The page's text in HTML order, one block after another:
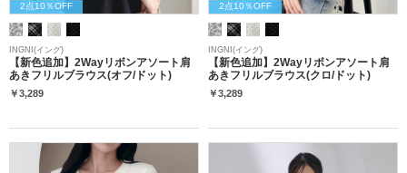
2点10％OFF
INGNI(イング)
【新色追加】2Wayリボンアソート肩
あきフリルブラウス(オフ/ドット)
￥3,289
2点10％OFF
INGNI(イング)
【新色追加】2Wayリボンアソート肩
あきフリルブラウス(クロ/ドット)
￥3,289